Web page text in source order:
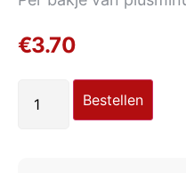
€3.70
Bestellen